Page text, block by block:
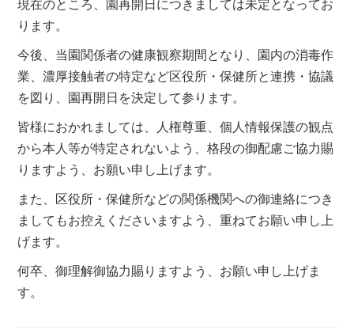
現在のところ、園再開日につきましては未定となってお
ります。
今後、当園関係者の健康観察期間となり、園内の消毒作
業、濃厚接触者の特定など区役所・保健所と連携・協議
を図り、園再開日を決定して参ります。
皆様におかれましては、人権尊重、個人情報保護の観点
から本人等が特定されないよう、格段の御配慮ご協力賜
りますよう、お願い申し上げます。
また、区役所・保健所などの関係機関への御連絡につき
ましてもお控えくださいますよう、重ねてお願い申し上
げます。
何卒、御理解御協力賜りますよう、お願い申し上げま
す。